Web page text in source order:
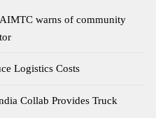
warns of community
Logistics Costs
Collab Provides Truck